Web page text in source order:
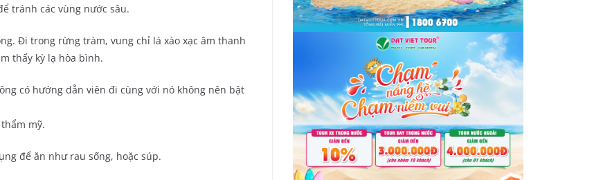
tránh các vùng nước sâu.
Đi trong rừng tràm, vung chỉ lá xào xạc âm thanh
thấy kỳ lạ hòa bình.
có hướng dẫn viên đi cùng với nó không nên bật
mỹ.
để ăn như rau sống, hoặc súp.